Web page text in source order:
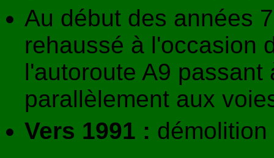
Au début des années
rehaussé à l'occasion
l'autoroute A9
parallèlement aux
Vers 1991 :